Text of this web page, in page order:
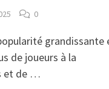
0
grandissante
de joueurs à la
et de …